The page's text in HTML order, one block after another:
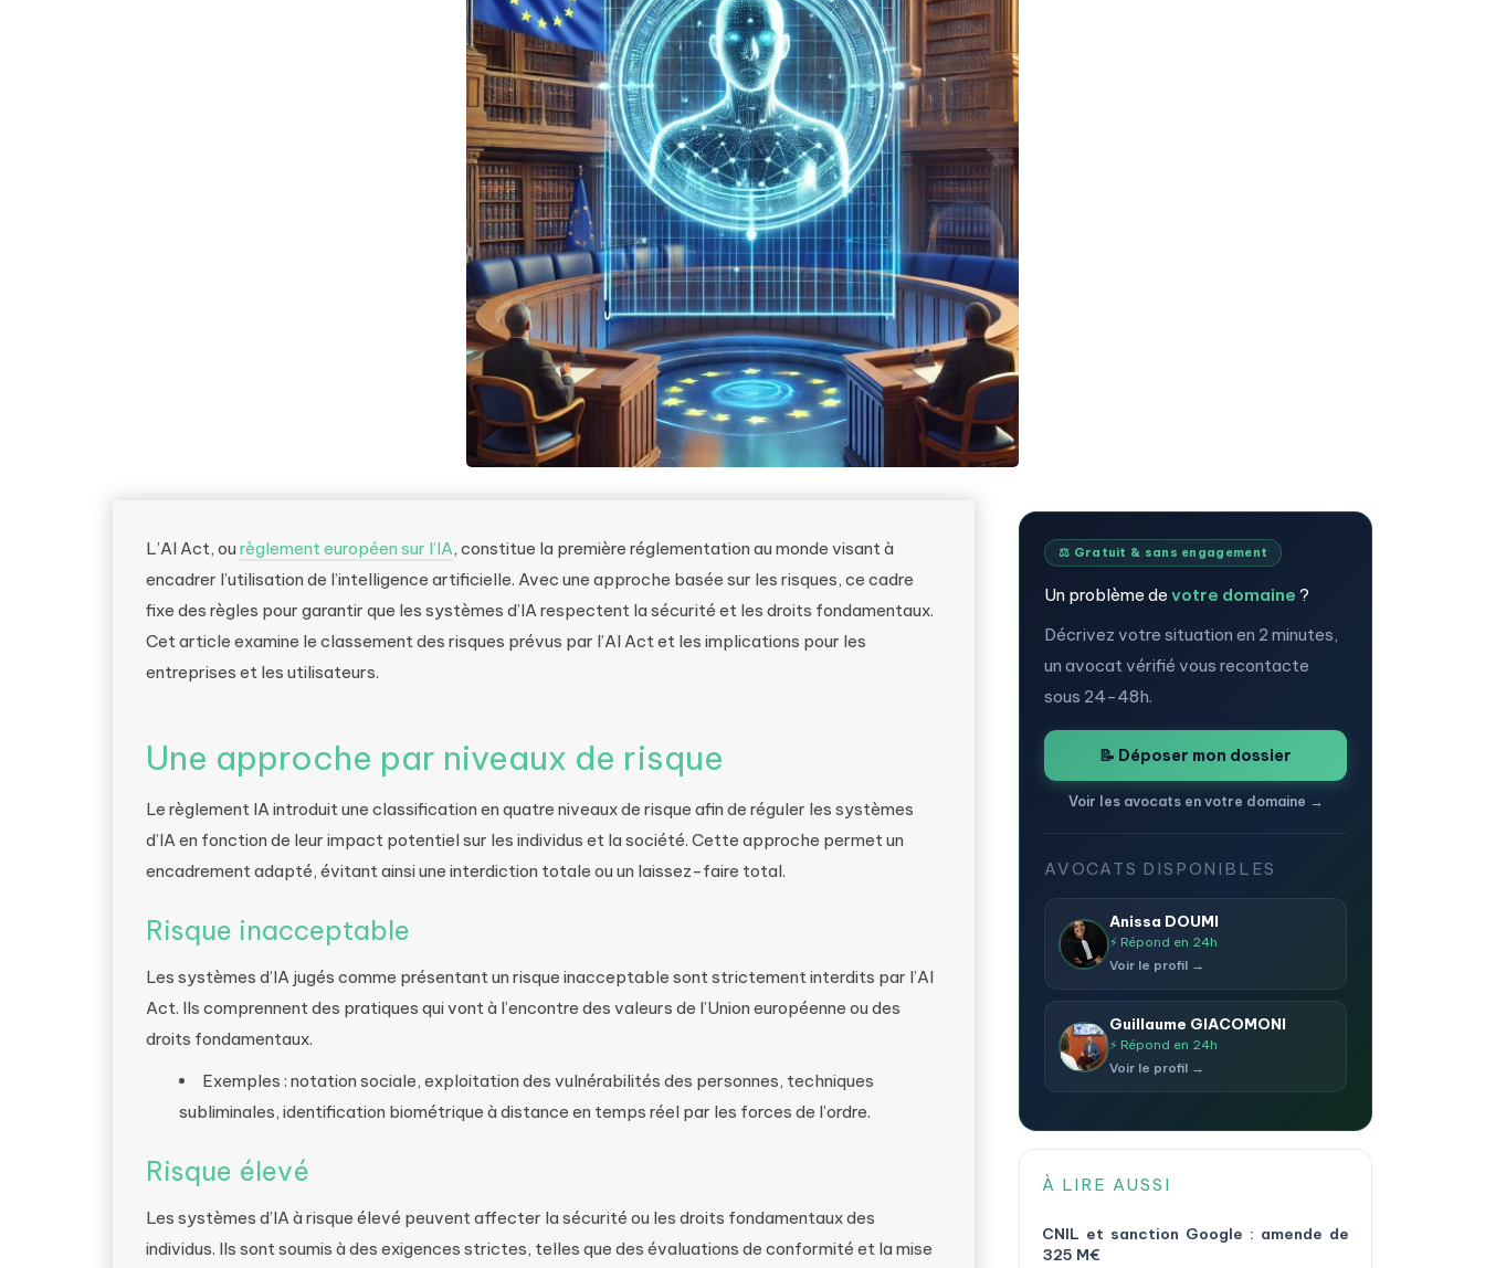
L’AI Act, ou règlement européen sur l’IA, constitue la première réglementation au monde visant à
encadrer l’utilisation de l’intelligence artificielle. Avec une approche basée sur les risques, ce cadre
fixe des règles pour garantir que les systèmes d’IA respectent la sécurité et les droits fondamentaux.
Cet article examine le classement des risques prévus par l’AI Act et les implications pour les
entreprises et les utilisateurs.
Une approche par niveaux de risque
Le règlement IA introduit une classification en quatre niveaux de risque afin de réguler les systèmes
d’IA en fonction de leur impact potentiel sur les individus et la société. Cette approche permet un
encadrement adapté, évitant ainsi une interdiction totale ou un laissez-faire total.
Risque inacceptable
Les systèmes d’IA jugés comme présentant un risque inacceptable sont strictement interdits par l’AI
Act. Ils comprennent des pratiques qui vont à l’encontre des valeurs de l’Union européenne ou des
droits fondamentaux.
Exemples : notation sociale, exploitation des vulnérabilités des personnes, techniques
subliminales, identification biométrique à distance en temps réel par les forces de l’ordre.
Risque élevé
Les systèmes d’IA à risque élevé peuvent affecter la sécurité ou les droits fondamentaux des
individus. Ils sont soumis à des exigences strictes, telles que des évaluations de conformité et la mise
⚖️ Gratuit & sans engagement
Un problème de votre domaine ?
Décrivez votre situation en 2 minutes,
un avocat vérifié vous recontacte
sous 24-48h.
📝 Déposer mon dossier
Voir les avocats en votre domaine →
AVOCATS DISPONIBLES
Anissa DOUMI
⚡ Répond en 24h
Voir le profil →
Guillaume GIACOMONI
⚡ Répond en 24h
Voir le profil →
À LIRE AUSSI
CNIL et sanction Google : amende de
325 M€